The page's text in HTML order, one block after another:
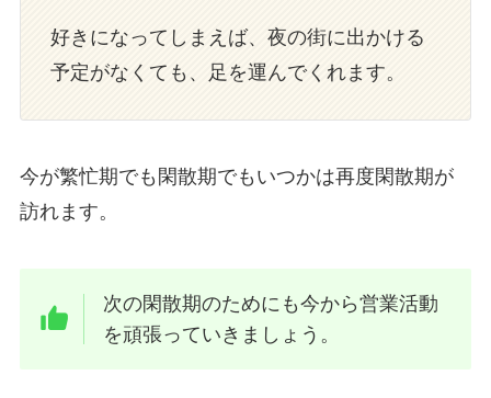
好きになってしまえば、夜の街に出かける
予定がなくても、足を運んでくれます。
今が繁忙期でも閑散期でもいつかは再度閑散期が
訪れます。
次の閑散期のためにも今から営業活動
を頑張っていきましょう。